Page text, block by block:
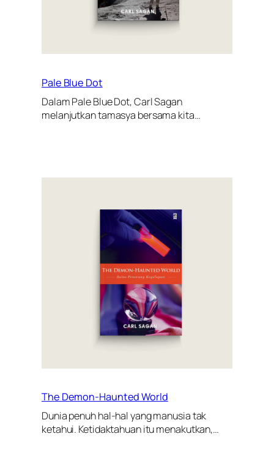
Pale Blue Dot
Dalam Pale Blue Dot, Carl Sagan
melanjutkan tamasya bersama kita…
The Demon-Haunted World
Dunia penuh hal-hal yang manusia tak
ketahui. Ketidaktahuan itu menakutkan,…